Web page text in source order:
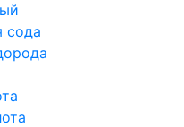
сода